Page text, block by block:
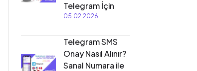
Telegram İçin
05.02.2026
Telegram SMS
Onay Nasıl Alınır?
Sanal Numara ile